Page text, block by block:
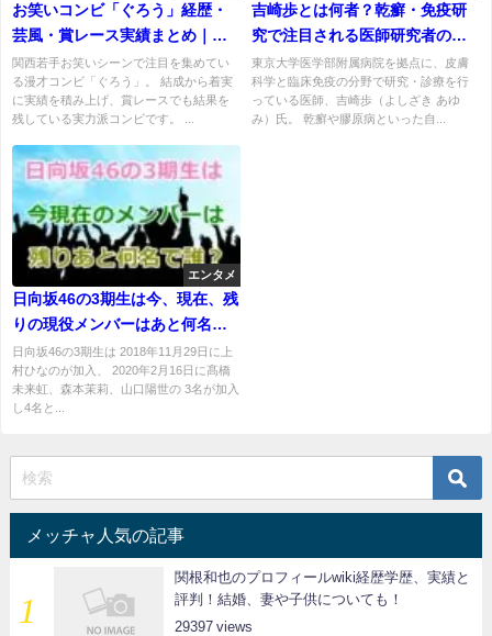
お笑いコンビ「ぐろう」経歴・
芸風・賞レース実績まとめ｜メ
ンバーのプロフ高校大学は？
関西若手お笑いシーンで注目を集めてい
る漫才コンビ「ぐろう」。 結成から着実
に実績を積み上げ、賞レースでも結果を
残している実力派コンビです。 ...
吉崎歩とは何者？乾癬・免疫研
究で注目される医師研究者の経
歴と実績
東京大学医学部附属病院を拠点に、皮膚
科学と臨床免疫の分野で研究・診療を行
っている医師、吉崎歩（よしざき あゆ
み）氏。 乾癬や膠原病といった自...
エンタメ
日向坂46の3期生は今、現在、残
りの現役メンバーはあと何名で
誰々？在籍中と卒業生一覧！
日向坂46の3期生は 2018年11月29日に上
村ひなのが加入、 2020年2月16日に髙橋
未来虹、森本茉莉、山口陽世の 3名が加入
し4名と...
メッチャ人気の記事
関根和也のプロフィールwiki経歴学歴、実績と
評判！結婚、妻や子供についても！
29397